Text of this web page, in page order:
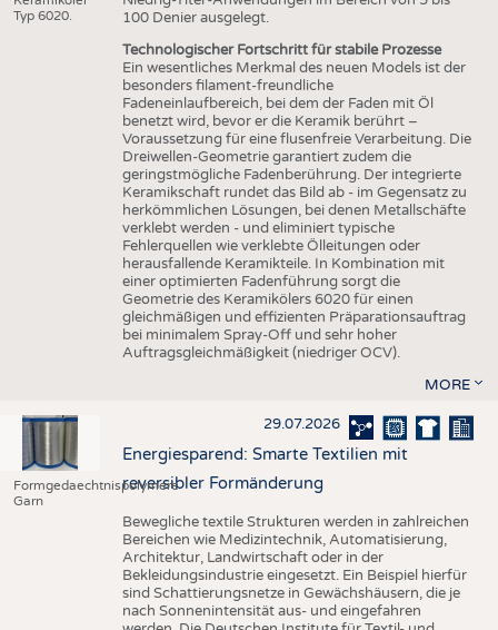
Typ 6020.
100 Denier ausgelegt.
Technologischer Fortschritt für stabile Prozesse
Ein wesentliches Merkmal des neuen Models ist der
besonders filament-freundliche
Fadeneinlaufbereich, bei dem der Faden mit Öl
benetzt wird, bevor er die Keramik berührt –
Voraussetzung für eine flusenfreie Verarbeitung. Die
Dreiwellen-Geometrie garantiert zudem die
geringstmögliche Fadenberührung. Der integrierte
Keramikschaft rundet das Bild ab - im Gegensatz zu
herkömmlichen Lösungen, bei denen Metallschäfte
verklebt werden - und eliminiert typische
Fehlerquellen wie verklebte Ölleitungen oder
herausfallende Keramikteile. In Kombination mit
einer optimierten Fadenführung sorgt die
Geometrie des Keramikölers 6020 für einen
gleichmäßigen und effizienten Präparationsauftrag
bei minimalem Spray-Off und sehr hoher
Auftragsgleichmäßigkeit (niedriger OCV).
MORE
Formgedaechtnispolymere
Garn
29.07.2026
Energiesparend: Smarte Textilien mit
reversibler Formänderung
Bewegliche textile Strukturen werden in zahlreichen
Bereichen wie Medizintechnik, Automatisierung,
Architektur, Landwirtschaft oder in der
Bekleidungsindustrie eingesetzt. Ein Beispiel hierfür
sind Schattierungsnetze in Gewächshäusern, die je
nach Sonnenintensität aus- und eingefahren